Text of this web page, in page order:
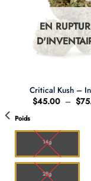
EN
Critical Kush –
$45.00 – $
Poids
14g
28g